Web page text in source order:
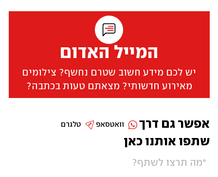
המייל האדום
יש לכם מידע חשוב שטרם נחשף? צילומים
מאירוע חדשותי? מצאתם טעות בכתבה?
שתפו אותנו כאן
אפשר גם דרך טלגרם וואטסאפ